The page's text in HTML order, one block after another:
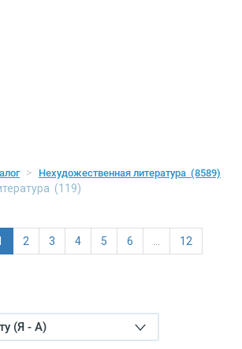
Нехудожественная литература (8589)
(119)
2 3 4 5 6 … 12
(Я - А)